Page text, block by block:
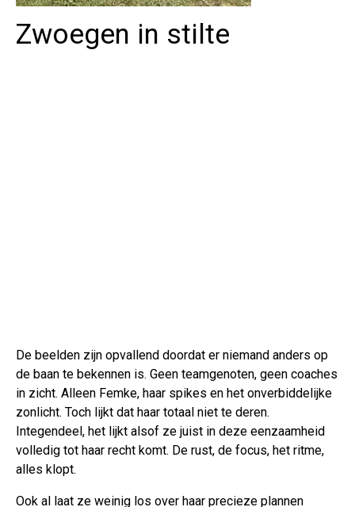
Zwoegen in stilte
De beelden zijn opvallend doordat er niemand anders op
de baan te bekennen is. Geen teamgenoten, geen coaches
in zicht. Alleen Femke, haar spikes en het onverbiddelijke
zonlicht. Toch lijkt dat haar totaal niet te deren.
Integendeel, het lijkt alsof ze juist in deze eenzaamheid
volledig tot haar recht komt. De rust, de focus, het ritme,
alles klopt.
Ook al laat ze weinig los over haar precieze plannen